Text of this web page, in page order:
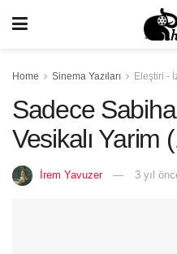
Home Sinema Yazıları Eleştiri -
Sadece
Vesikalı Yarim
İrem Yavuzer 3 yıl